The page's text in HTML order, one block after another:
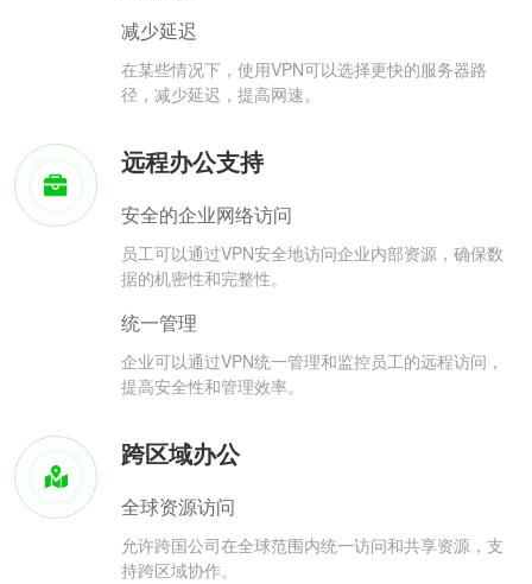
减少延迟
在某些情况下，使用VPN可以选择更快的服务器路
径，减少延迟，提高网速。
远程办公支持
安全的企业网络访问
员工可以通过VPN安全地访问企业内部资源，确保数
据的机密性和完整性。
统一管理
企业可以通过VPN统一管理和监控员工的远程访问，
提高安全性和管理效率。
跨区域办公
全球资源访问
允许跨国公司在全球范围内统一访问和共享资源，支
持跨区域协作。